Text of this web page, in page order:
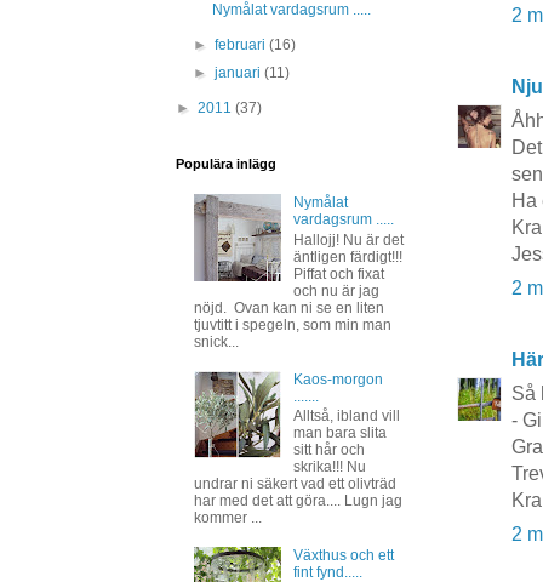
2
Ha
2
Så
-
2
Nymålat vardagsrum .....
►februari(16)
►januari(11)
► 2011 (37)
Populära inlägg
Nymålat
vardagsrum .....
Hallojj! Nu är det
äntligen färdigt!!!
Piffat och fixat
och nu är jag
nöjd. Ovan kan ni se en liten
tjuvtitt i spegeln, som min man
snick...
Kaos-morgon
Alltså, ibland vill
man bara slita
sitt hår och
skrika!!! Nu
undrar ni säkert vad ett olivträd
har med det att göra.... Lugn jag
kommer ...
Växthus och ett
fint fynd.....